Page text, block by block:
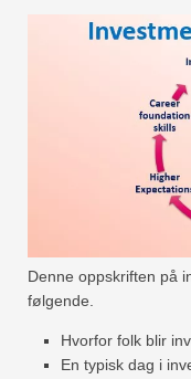
Denne oppskriften på
følgende.
Hvorfor folk blir
En typisk dag i